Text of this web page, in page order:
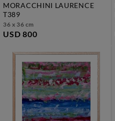
MORACCHINI LAURENCE
t389
36 x 36 cm
USD 800